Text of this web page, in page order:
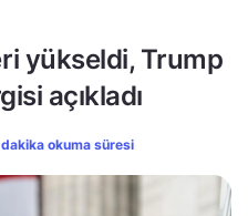
yükseldi, Trump
açıkladı
okuma süresi